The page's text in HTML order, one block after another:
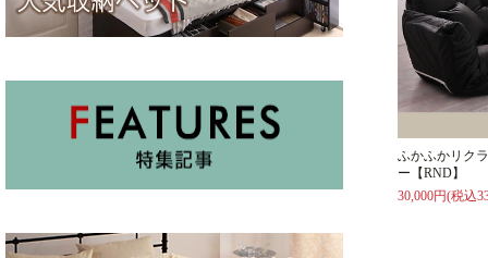
ふかふかリク
ー【RND】
30,000円(税込